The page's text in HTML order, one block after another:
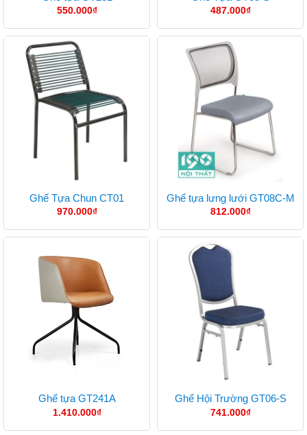
550.000₫ 487.000₫
Ghế Tựa Chun CT01
970.000₫
Ghế tựa lưng lưới GT08C-M
812.000₫
Ghế tựa GT241A
1.410.000₫
Ghế Hội Trường GT06-S
741.000₫